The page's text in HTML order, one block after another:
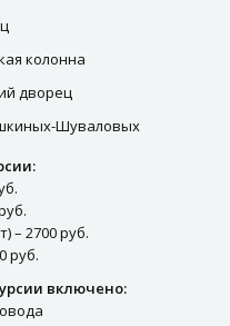
колонна
дворец
Шуваловых
– 2700 руб.
руб.
включено: